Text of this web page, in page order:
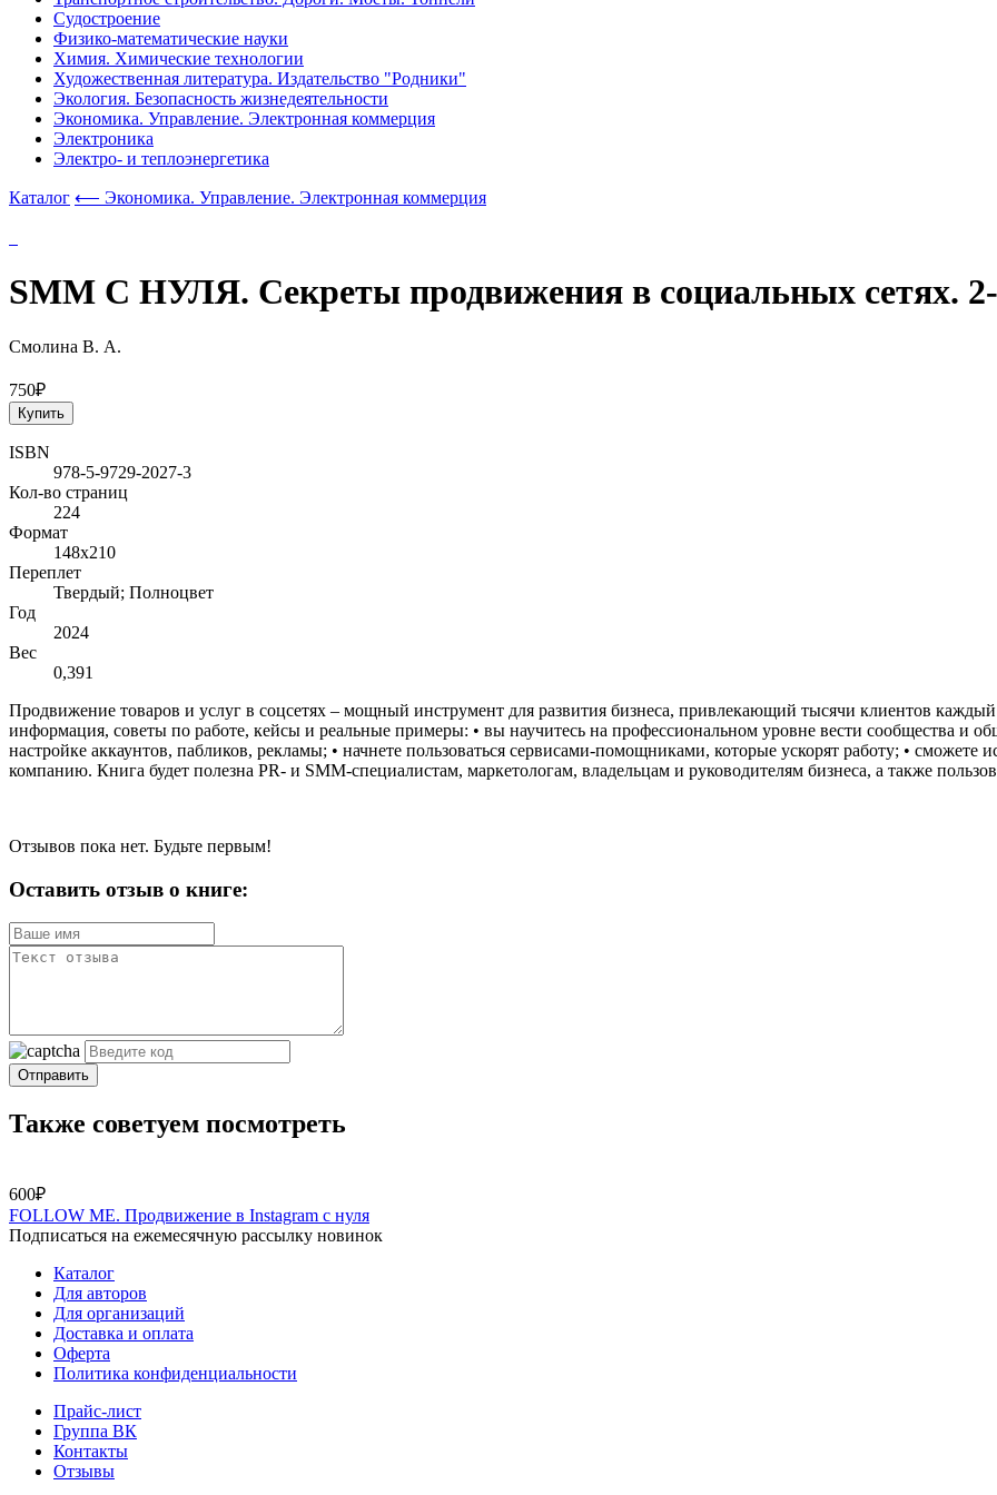
Судостроение
Физико-математические науки
Химия. Химические технологии
Художественная литература. Издательство "Родники"
Экология. Безопасность жизнедеятельности
Экономика. Управление. Электронная коммерция
Электроника
Электро- и теплоэнергетика
Каталог ⟵ Экономика. Управление. Электронная коммерция
SMM С НУЛЯ. Секреты продвижения в социальных сетях. 2-
Смолина В. А.
750₽
Купить
ISBN
978-5-9729-2027-3
Кол-во страниц
224
Формат
148х210
Переплет
Твердый; Полноцвет
Год
2024
Вес
0,391
Продвижение товаров и услуг в соцсетях – мощный инструмент для развития бизнеса, привлекающий тысячи клиентов
информация, советы по работе, кейсы и реальные примеры: • вы научитесь на профессиональном уровне вести сообщества и
настройке аккаунтов, пабликов, рекламы; • начнете пользоваться сервисами-помощниками, которые ускорят работу; •
компанию. Книга будет полезна PR- и SMM-специалистам, маркетологам, владельцам и руководителям бизнеса, а также
Отзывов пока нет. Будьте первым!
Оставить отзыв о книге:
Отправить
Также советуем посмотреть
600₽
FOLLOW ME. Продвижение в Instagram с нуля
Подписаться на ежемесячную рассылку новинок
Каталог
Для авторов
Для организаций
Доставка и оплата
Оферта
Политика конфиденциальности
Прайс-лист
Группа ВК
Контакты
Отзывы